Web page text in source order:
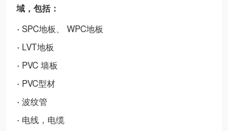
域，包括：
· SPC地板、 WPC地板
· LVT地板
· PVC 墙板
· PVC型材
· 波纹管
· 电线，电缆